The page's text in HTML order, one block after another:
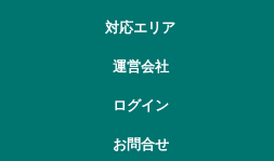
対応エリア
運営会社
ログイン
お問合せ